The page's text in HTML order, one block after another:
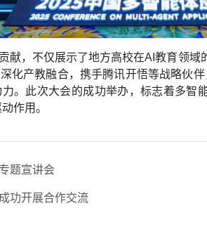
献，不仅展示了地方高校在AI教育领域
化产教融合，携手腾讯开悟等战略伙
。此次大会的成功举办，标志着多智
作用。
题宣讲会
功开展合作交流